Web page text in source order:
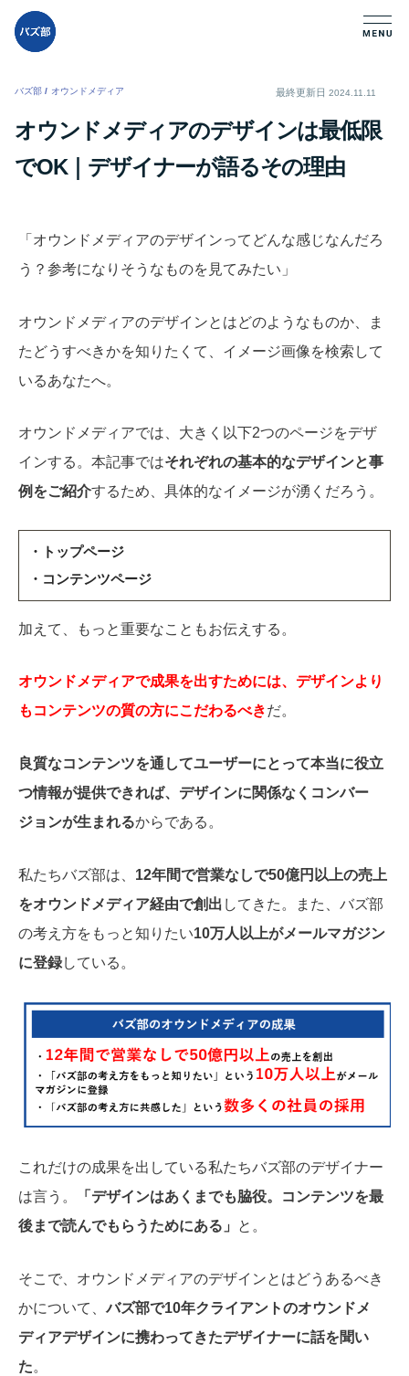
バズ部 / オウンドメディア 最終更新日 2024.11.11
オウンドメディアのデザインは最低限
でOK｜デザイナーが語るその理由
「オウンドメディアのデザインってどんな感じなんだろ
う？参考になりそうなものを見てみたい」
オウンドメディアのデザインとはどのようなものか、ま
たどうすべきかを知りたくて、イメージ画像を検索して
いるあなたへ。
オウンドメディアでは、大きく以下2つのページをデザ
インする。本記事ではそれぞれの基本的なデザインと事
例をご紹介するため、具体的なイメージが湧くだろう。
・トップページ
・コンテンツページ
加えて、もっと重要なこともお伝えする。
オウンドメディアで成果を出すためには、デザインより
もコンテンツの質の方にこだわるべきだ。
良質なコンテンツを通してユーザーにとって本当に役立
つ情報が提供できれば、デザインに関係なくコンバー
ジョンが生まれるからである。
私たちバズ部は、 12年間で営業なしで50億円以上の売上
をオウンドメディア経由で創出 してきた。また、バズ部
の考え方をもっと知りたい10万人以上がメールマガジン
に登録している。
これだけの成果を出している私たちバズ部のデザイナー
は言う。
「デザインはあくまでも脇役。コンテンツを最
後まで読んでもらうためにある」
と。
そこで、オウンドメディアのデザインとはどうあるべき
かについて、バズ部で10年クライアントのオウンドメ
ディアデザインに携わってきたデザイナーに話を聞い
た。